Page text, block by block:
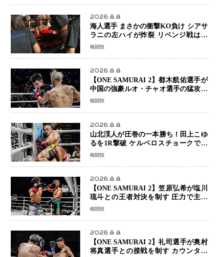
ーで完全決着
2026.8.8
海人選手 まさかの衝撃KO負け シアサ
ラニの左ハイが炸裂 リベンジ戦は一
瞬で決着
格闘技
2026.8.8
【ONE SAMURAI 2】都木航佑選手が
中国の強豪ルオ・チャオ選手の猛攻を
受けながらも的確な攻撃で応戦 最後
格闘技
2026.8.8
山北渓人が圧巻の一本勝ち！田上こゆ
るを1R撃破 ケルベロスチョークで存
在感を示す
格闘技
2026.8.8
【ONE SAMURAI 2】笠原弘希が塩川
琉斗との王者対決を制す 圧力で主導
権を握り判定勝利
格闘技
2026.8.8
【ONE SAMURAI 2】礼司選手が奥村
将真選手との接戦を制す カウンター